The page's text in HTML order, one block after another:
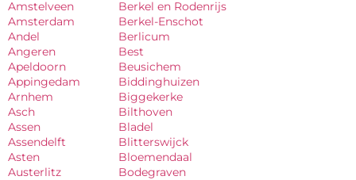
Amstelveen
Amsterdam
Andel
Angeren
Apeldoorn
Appingedam
Arnhem
Asch
Assen
Assendelft
Asten
Austerlitz
Berkel en Rodenrijs
Berkel-Enschot
Berlicum
Best
Beusichem
Biddinghuizen
Biggekerke
Bilthoven
Bladel
Blitterswijck
Bloemendaal
Bodegraven